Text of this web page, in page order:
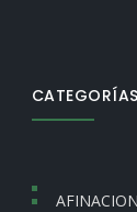
CATEGORÍAS
AFINACION